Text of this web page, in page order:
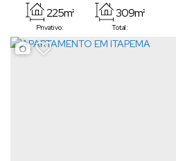
Privativo:
225m²
Total:
309m²